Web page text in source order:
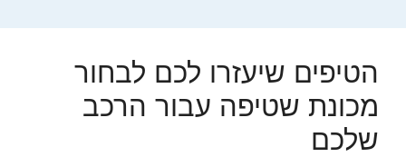
הטיפים שיעזרו לכם לבחור
מכונת שטיפה עבור הרכב
שלכם